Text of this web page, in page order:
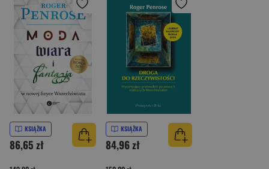
KSIĄŻKA
86,65 zł
KSIĄŻKA
84,96 zł